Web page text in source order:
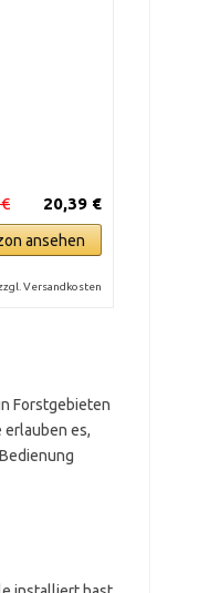
20,39 €
ansehen
Versandkosten
Forstgebieten
erlauben es,